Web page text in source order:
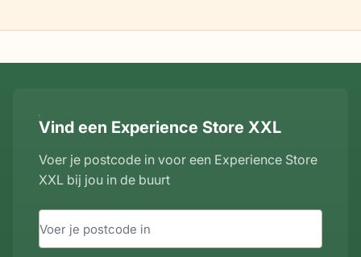
Vind een Experience Store XXL
Voer je postcode in voor een Experience Store
XXL bij jou in de buurt